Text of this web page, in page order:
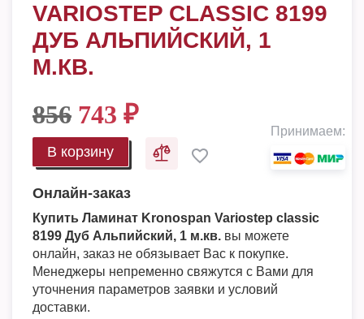
VARIOSTEP CLASSIC 8199
ДУБ АЛЬПИЙСКИЙ, 1
М.КВ.
856 743 ₽
В корзину
Принимаем:
Онлайн-заказ
Купить Ламинат Kronospan Variostep classic
8199 Дуб Альпийский, 1 м.кв. вы можете
онлайн, заказ не обязывает Вас к покупке.
Менеджеры непременно свяжутся с Вами для
уточнения параметров заявки и условий
доставки.